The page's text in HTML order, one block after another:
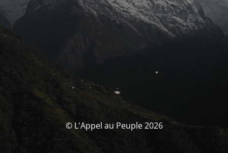
© L'Appel au Peuple 2026